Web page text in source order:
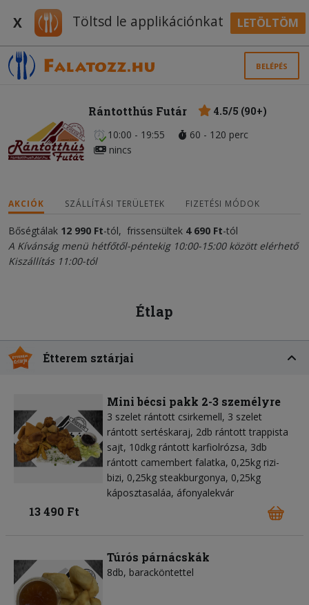
X Töltsd le applikációnkat LETÖLTÖM
BELÉPÉS
Rántotthús Futár
4.5/5 (90+)
10:00 - 19:55
60 - 120 perc
nincs
AKCIÓK SZÁLLÍTÁSI TERÜLETEK FIZETÉSI MÓDOK
Bőségtálak 12 990 Ft-tól, frissensültek 4 690 Ft-tól
A Kívánság menü hétfőtől-péntekig 10:00-15:00 között elérhető
Kiszállítás 11:00-tól
Étlap
Étterem sztárjai
Mini bécsi pakk 2-3 személyre
3 szelet rántott csirkemell, 3 szelet
rántott sertéskaraj, 2db rántott trappista
sajt, 10dkg rántott karfiolrózsa, 3db
rántott camembert falatka, 0,25kg rizi-
bizi, 0,25kg steakburgonya, 0,25kg
káposztasaláa, áfonyalekvár
13 490 Ft
Túrós párnácskák
8db, baracköntettel